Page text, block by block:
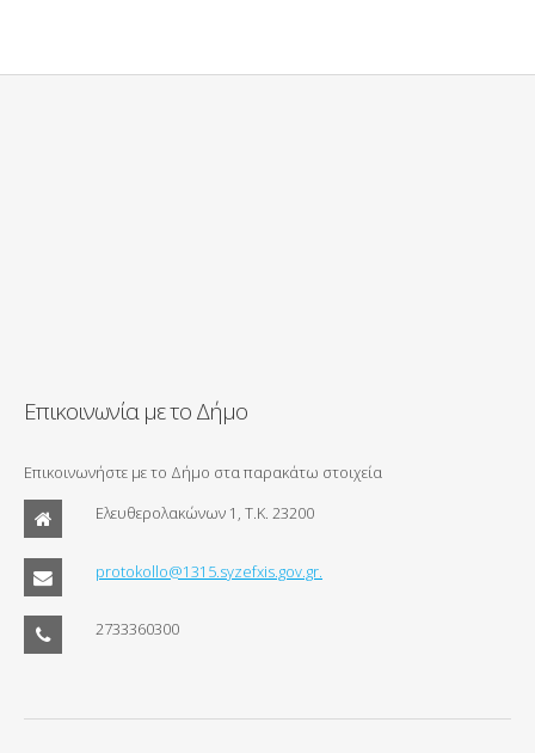
Επικοινωνία με το Δήμο
Επικοινωνήστε με το Δήμο στα παρακάτω στοιχεία
Ελευθερολακώνων 1, Τ.Κ. 23200
protokollo@1315.syzefxis.gov.gr.
2733360300